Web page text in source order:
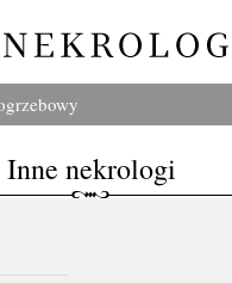
Inne nekrologi